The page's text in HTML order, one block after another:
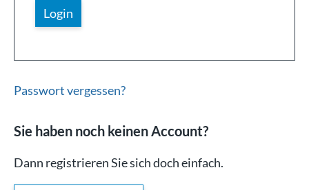
Passwort vergessen?
Sie haben noch keinen Account?
Dann registrieren Sie sich doch einfach.